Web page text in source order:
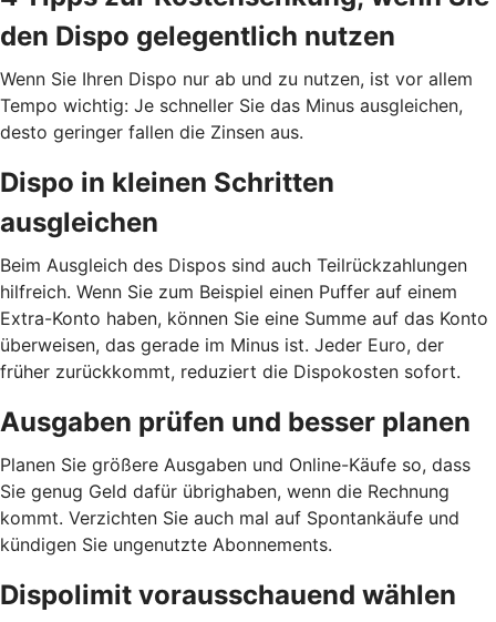
den Dispo gelegentlich nutzen
Wenn Sie Ihren Dispo nur ab und zu nutzen, ist vor allem
Tempo wichtig: Je schneller Sie das Minus ausgleichen,
desto geringer fallen die Zinsen aus.
Dispo in kleinen Schritten
ausgleichen
Beim Ausgleich des Dispos sind auch Teilrückzahlungen
hilfreich. Wenn Sie zum Beispiel einen Puffer auf einem
Extra-Konto haben, können Sie eine Summe auf das Konto
überweisen, das gerade im Minus ist. Jeder Euro, der
früher zurückkommt, reduziert die Dispokosten sofort.
Ausgaben prüfen und besser planen
Planen Sie größere Ausgaben und Online-Käufe so, dass
Sie genug Geld dafür übrighaben, wenn die Rechnung
kommt. Verzichten Sie auch mal auf Spontankäufe und
kündigen Sie ungenutzte Abonnements.
Dispolimit vorausschauend wählen